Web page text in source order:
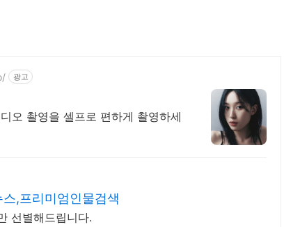
광고
오 촬영을 셀프로 편하게 촬영하세
,프리미엄인물검색
선별해드립니다.